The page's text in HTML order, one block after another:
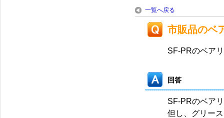
一覧へ戻る
市販品のベ
SF-PRのベア
回答
SF-PRのベア
但し、グリー